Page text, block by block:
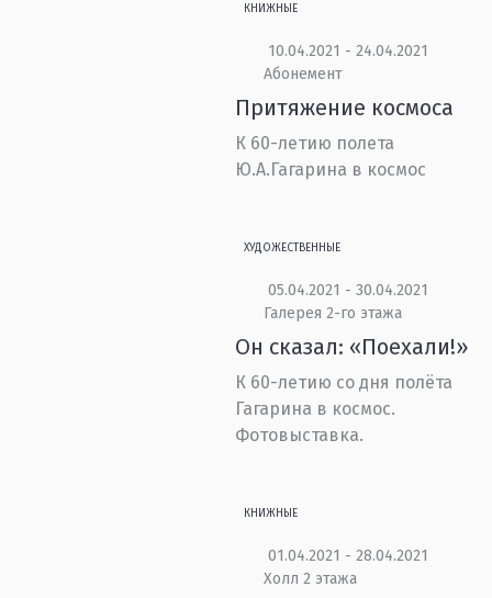
КНИЖНЫЕ
10.04.2021 - 24.04.2021
Абонемент
Притяжение космоса
К 60-летию полета
Ю.А.Гагарина в космос
ХУДОЖЕСТВЕННЫЕ
05.04.2021 - 30.04.2021
Галерея 2-го этажа
Он сказал: «Поехали!»
К 60-летию со дня полёта
Гагарина в космос.
Фотовыставка.
КНИЖНЫЕ
01.04.2021 - 28.04.2021
Холл 2 этажа